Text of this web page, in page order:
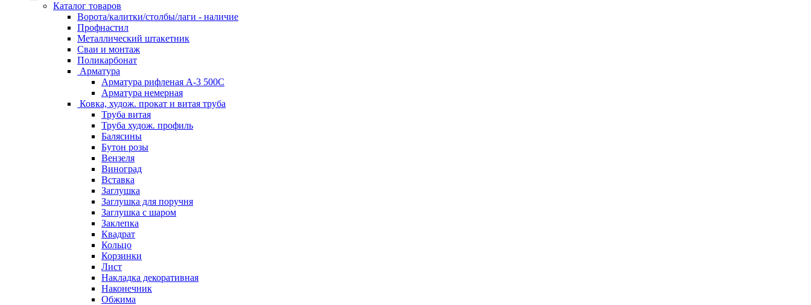
Каталог товаров
Ворота/калитки/столбы/лаги - наличие
Профнастил
Металлический штакетник
Сваи и монтаж
Поликарбонат
Арматура
Арматура рифленая А-3 500С
Арматура немерная
Ковка, худож. прокат и витая труба
Труба витая
Труба худож. профиль
Балясины
Бутон розы
Вензеля
Виноград
Вставка
Заглушка
Заглушка для поручня
Заглушка с шаром
Заклепка
Квадрат
Кольцо
Корзинки
Лист
Накладка декоративная
Наконечник
Обжима